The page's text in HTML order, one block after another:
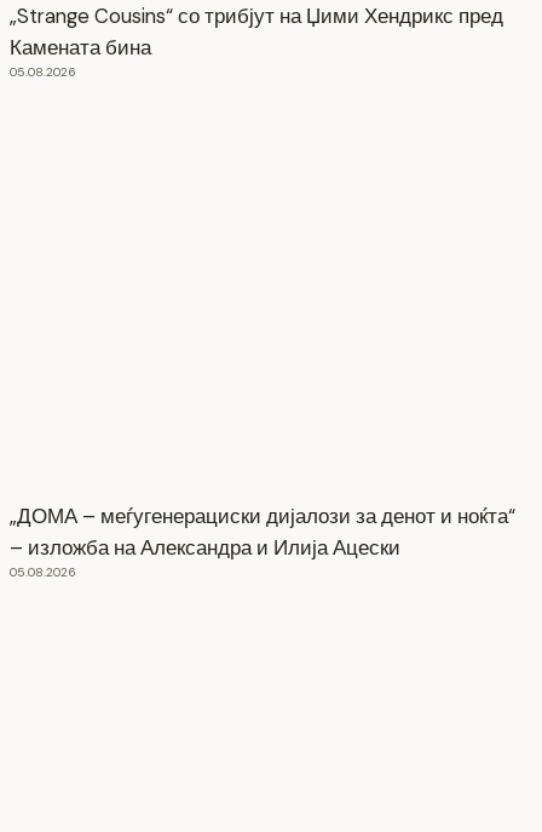
„Strange Cousins“ со трибјут на Џими Хендрикс пред
Камената бина
05.08.2026
„ДОМА – меѓугенерациски дијалози за денот и ноќта“
– изложба на Александра и Илија Ацески
05.08.2026